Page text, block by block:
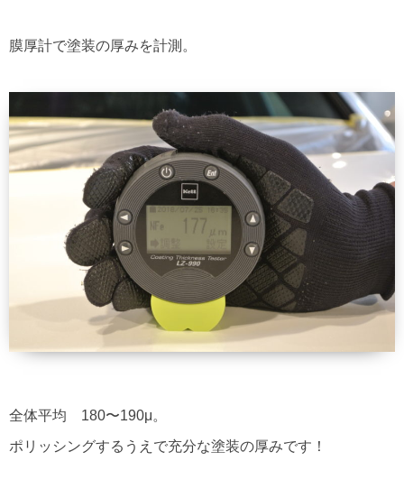
膜厚計で塗装の厚みを計測。
全体平均 180〜190μ。
ポリッシングするうえで充分な塗装の厚みです！